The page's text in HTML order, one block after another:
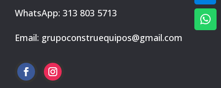

WhatsApp: 313 803 5713
Email: grupoconstruequipos@gmail.com